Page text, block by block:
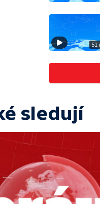
51
sledují